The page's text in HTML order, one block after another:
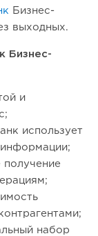
Бизнес-
выходных.
Бизнес-
и
использует
набор